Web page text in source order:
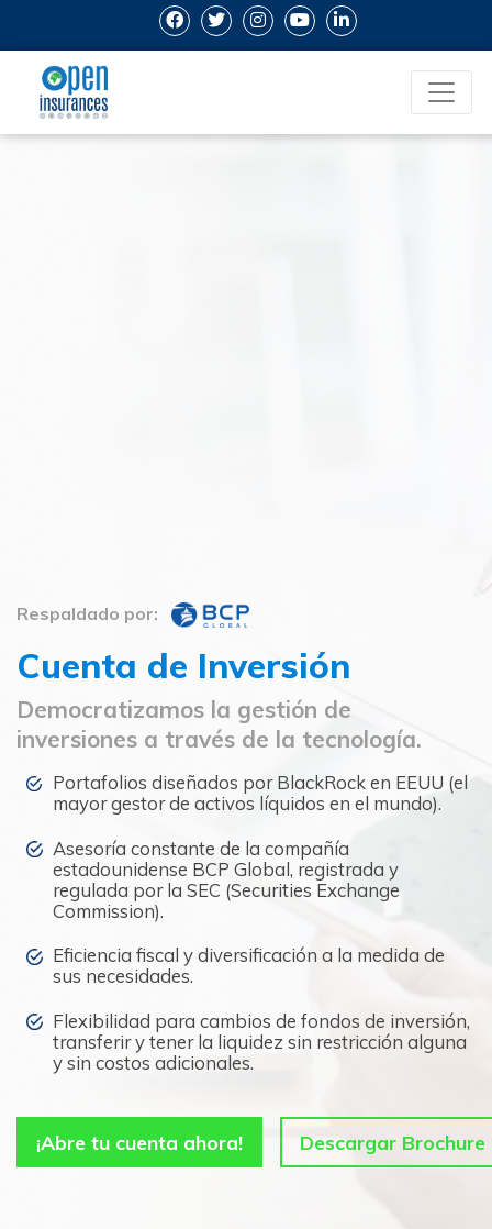
Respaldado por:
Cuenta de Inversión
Democratizamos la gestión de
inversiones a través de la tecnología.
Portafolios diseñados por BlackRock en EEUU (el
mayor gestor de activos líquidos en el mundo).
Asesoría constante de la compañía
estadounidense BCP Global, registrada y
regulada por la SEC (Securities Exchange
Commission).
Eficiencia fiscal y diversificación a la medida de
sus necesidades.
Flexibilidad para cambios de fondos de inversión,
transferir y tener la liquidez sin restricción alguna
y sin costos adicionales.
¡Abre tu cuenta ahora! Descargar Brochure